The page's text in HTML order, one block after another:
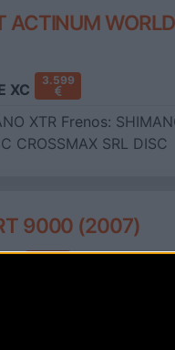
ACTINUM
XC
3.599
XTR Frenos:
CROSSMAX SRL DISC
9000 (2007)
3.399
XT